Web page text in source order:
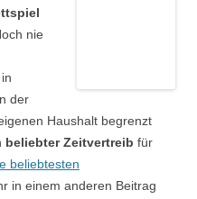
nie
der
Haushalt begrenzt
beliebter Zeitvertreib für
beliebtesten
in einem anderen Beitrag